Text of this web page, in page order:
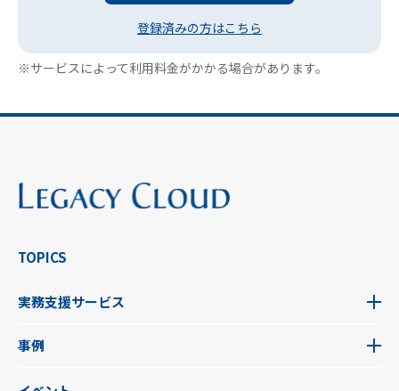
登録済みの方はこちら
※サービスによって利用料金がかかる場合があります。
TOPICS
実務支援サービス
事例